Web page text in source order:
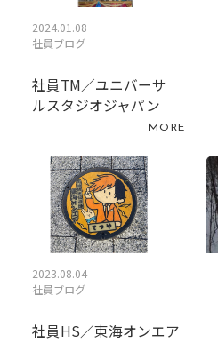
2024.01.08
社員ブログ
社員TM／ユニバーサ
ルスタジオジャパン
MORE
2023.08.04
社員ブログ
社員HS／東海オンエア